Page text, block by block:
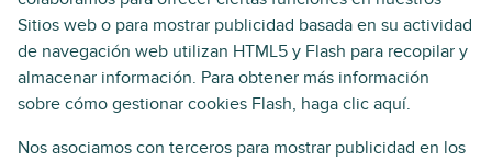
Sitios web o para mostrar publicidad basada en su actividad
de navegación web utilizan HTML5 y Flash para recopilar y
almacenar información. Para obtener más información
sobre cómo gestionar cookies Flash, haga clic aquí.
Nos asociamos con terceros para mostrar publicidad en los